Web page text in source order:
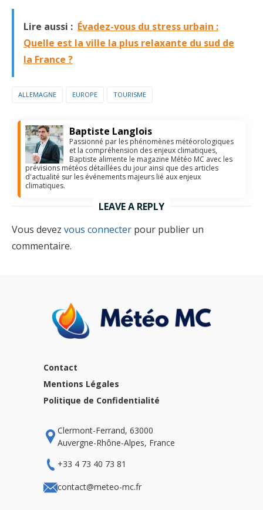
Lire aussi : Évadez-vous du stress urbain :
Quelle est la ville la plus relaxante du sud de
la France ?
ALLEMAGNE EUROPE TOURISME
Baptiste Langlois
Passionné par les phénomènes météorologiques
et la compréhension des enjeux climatiques,
Baptiste alimente le magazine Météo MC avec les
prévisions météos détaillées du jour ainsi que des articles
d'actualité sur les événements majeurs lié aux enjeux
climatiques.
LEAVE A REPLY
Vous devez vous connecter pour publier un
commentaire.
Contact
Mentions Légales
Politique de Confidentialité
Clermont-Ferrand, 63000
Auvergne-Rhône-Alpes, France
+33 4 73 40 73 81
contact@meteo-mc.fr